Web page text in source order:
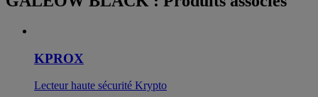
KPROX
Lecteur haute sécurité Krypto